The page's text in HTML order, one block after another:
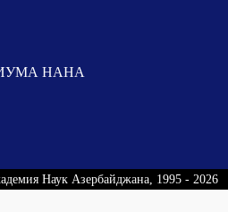
НАНА
Наук Азербайджана, 1995 - 2026